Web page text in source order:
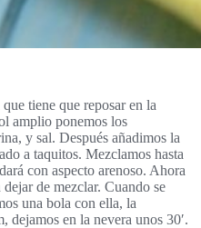
que tiene que reposar en la
amplio ponemos los
y sal. Después añadimos la
a taquitos. Mezclamos hasta
con aspecto arenoso. Ahora
de mezclar. Cuando se
una bola con ella, la
dejamos en la nevera unos 30′.